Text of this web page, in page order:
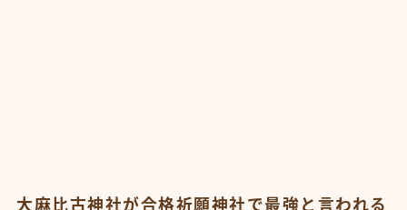
大麻比古神社が合格祈願神社で最強と言われる